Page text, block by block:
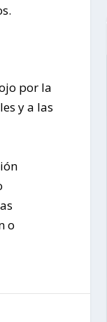
por la
y a las
o